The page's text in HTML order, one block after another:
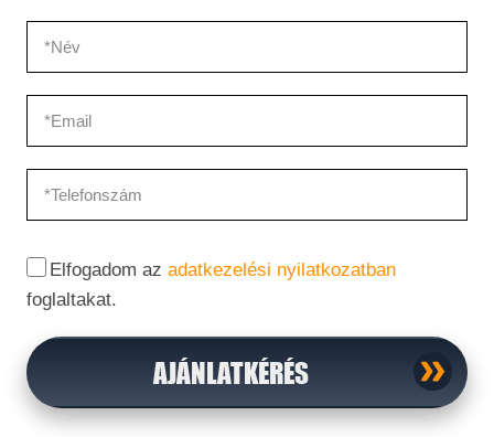
Elfogadom az adatkezelési nyilatkozatban
foglaltakat.
AJÁNLATKÉRÉS